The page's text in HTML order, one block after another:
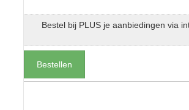
Bestel bij PLUS je aanbiedingen via
Bestellen